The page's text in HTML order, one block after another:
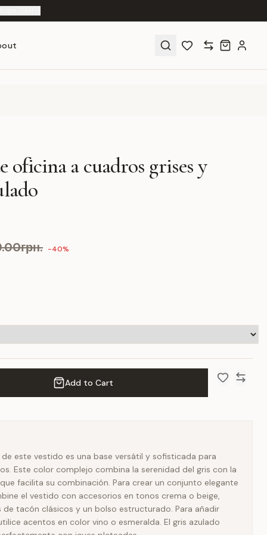
oficina a cuadros grises y
-40%
Add to Cart
este vestido es una base versátil y sofisticada para
Este color complejo combina la serenidad del gris con la
facilita su combinación. Para crear un conjunto elegante
el vestido con accesorios en tonos crema o beige,
tacón clásicos y un bolso estructurado. Para añadir
acentos en color vino o esmeralda. El gris azulado